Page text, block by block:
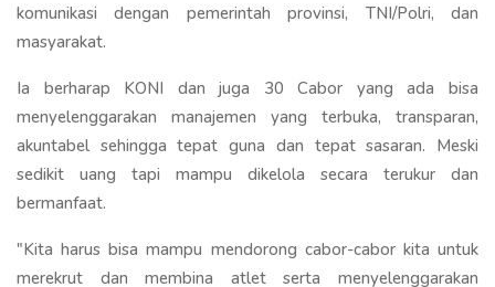
komunikasi dengan pemerintah provinsi, TNI/Polri, dan
masyarakat.
Ia berharap KONI dan juga 30 Cabor yang ada bisa
menyelenggarakan manajemen yang terbuka, transparan,
akuntabel sehingga tepat guna dan tepat sasaran. Meski
sedikit uang tapi mampu dikelola secara terukur dan
bermanfaat.
"Kita harus bisa mampu mendorong cabor-cabor kita untuk
merekrut dan membina atlet serta menyelenggarakan